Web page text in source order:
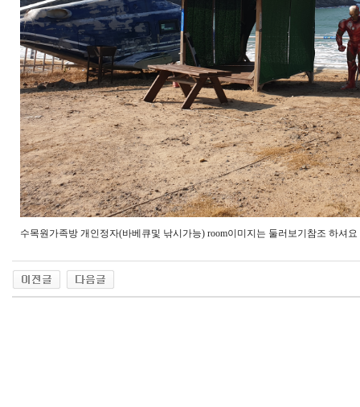
수목원가족방 개인정자(바베큐및 낚시가능) room이미지는 둘러보기참조 하셔요